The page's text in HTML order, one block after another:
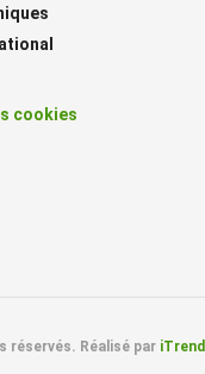
cookies
réservés. Réalisé par iTrend